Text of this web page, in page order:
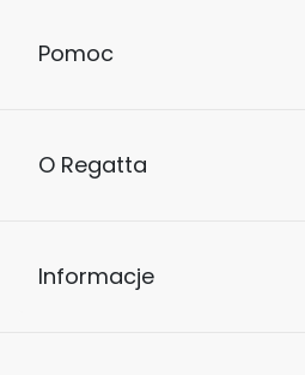
Pomoc
O Regatta
Informacje